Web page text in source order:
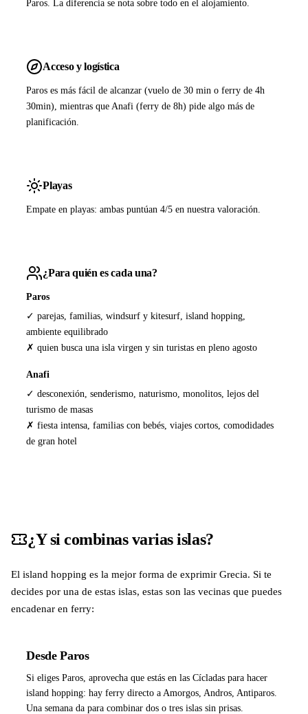
Paros. La diferencia se nota sobre todo en el alojamiento.
Acceso y logística
Paros es más fácil de alcanzar (vuelo de 30 min o ferry de 4h
30min), mientras que Anafi (ferry de 8h) pide algo más de
planificación.
Playas
Empate en playas: ambas puntúan 4/5 en nuestra valoración.
¿Para quién es cada una?
Paros
✓ parejas, familias, windsurf y kitesurf, island hopping,
ambiente equilibrado
✗ quien busca una isla virgen y sin turistas en pleno agosto
Anafi
✓ desconexión, senderismo, naturismo, monolitos, lejos del
turismo de masas
✗ fiesta intensa, familias con bebés, viajes cortos, comodidades
de gran hotel
¿Y si combinas varias islas?
El island hopping es la mejor forma de exprimir Grecia. Si te
decides por una de estas islas, estas son las vecinas que puedes
encadenar en ferry:
Desde Paros
Si eliges Paros, aprovecha que estás en las Cícladas para hacer
island hopping: hay ferry directo a Amorgos, Andros, Antiparos.
Una semana da para combinar dos o tres islas sin prisas.